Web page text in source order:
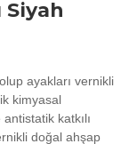
Siyah
ayakları vernikli
kimyasal
katkılı
doğal ahşap